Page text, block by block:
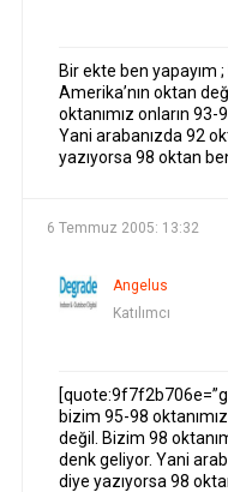
Bir ekte ben yapayım
Amerika’nın oktan
oktanımız onların 93-
Yani arabanızda 92
yazıyorsa 98 oktan
6 Temmuz 2005: 13:32
Angelus
Katılımcı
bizim 95-98
değil. Bizim 98
denk geliyor. Yani
diye yazıyorsa 98